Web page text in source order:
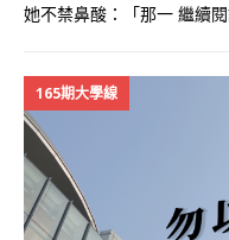
她不禁鼻酸：「那一 繼續
165期大學線